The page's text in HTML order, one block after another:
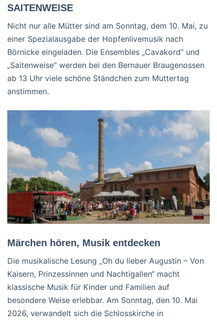
SAITENWEISE
Nicht nur alle Mütter sind am Sonntag, dem 10. Mai, zu
einer Spezialausgabe der Hopfenlivemusik nach
Börnicke eingeladen. Die Ensembles „Cavakord“ und
„Saitenweise“ werden bei den Bernauer Braugenossen
ab 13 Uhr viele schöne Ständchen zum Muttertag
anstimmen.
Märchen hören, Musik entdecken
Die musikalische Lesung „Oh du lieber Augustin – Von
Kaisern, Prinzessinnen und Nachtigallen“ macht
klassische Musik für Kinder und Familien auf
besondere Weise erlebbar. Am Sonntag, den 10. Mai
2026, verwandelt sich die Schlosskirche in